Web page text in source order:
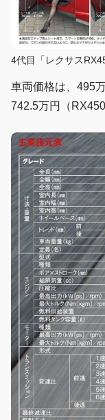
4代目「レクサス
車両価格は、495
742.5万円（